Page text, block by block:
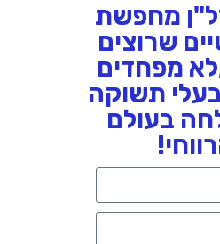
מחפשת
שרוצים
מפחדים
תשוקה
בעולם